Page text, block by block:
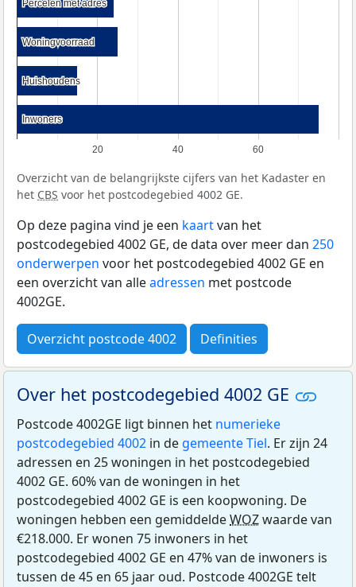
20 40 60
Percelen met adres
Percelen met adres
Woningvoorraad
Woningvoorraad
Huishoudens
Huishoudens
Inwoners
Inwoners
Overzicht van de belangrijkste cijfers van het Kadaster en
het CBS voor het postcodegebied 4002 GE.
Op deze pagina vind je een kaartvan het
postcodegebied 4002 GE, de data over meer dan 250
onderwerpen voor het postcodegebied 4002 GE en
een overzicht van alleadressen met postcode
4002GE.
Overzicht postcode 4002 Definities
Over het postcodegebied 4002 GE
Postcode 4002GE ligt binnen het numerieke
postcodegebied 4002 in de gemeente Tiel. Er zijn 24
adressen en 25 woningen in het postcodegebied
4002 GE. 60% van de woningen in het
postcodegebied 4002 GE is een koopwoning. De
woningen hebben een gemiddeldeWOZwaarde van
€218.000. Er wonen 75 inwoners in het
postcodegebied 4002 GE en 47% van de inwoners is
tussen de 45 en 65 jaar oud. Postcode 4002GE telt